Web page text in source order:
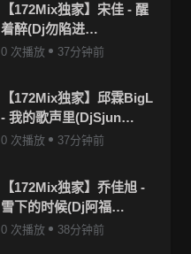
【172Mix独家】宋佳 - 醒
着醉(Dj勿陷进
ProgHouse Mix国语女)
0 次播放 37分钟前
【172Mix独家】邱霖BigL
- 我的歌声里(DjSjun
ProgHouse Mix国语合唱)
0 次播放 37分钟前
【172Mix独家】乔佳旭 -
雪下的时候(Dj阿福
ProgHouse Mix国语男)
0 次播放 38分钟前